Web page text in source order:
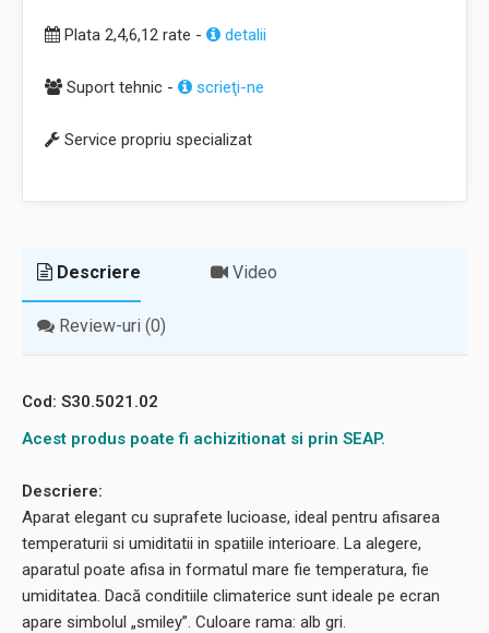
Plata 2,4,6,12 rate - detalii
Suport tehnic - scrieţi-ne
Service propriu specializat
Descriere Video
Review-uri (0)
Cod: S30.5021.02
Acest produs poate fi achizitionat si prin SEAP.
Descriere:
Aparat elegant cu suprafete lucioase, ideal pentru afisarea
temperaturii si umiditatii in spatiile interioare. La alegere,
aparatul poate afisa in formatul mare fie temperatura, fie
umiditatea. Dacă conditiile climaterice sunt ideale pe ecran
apare simbolul „smiley”. Culoare rama: alb gri.